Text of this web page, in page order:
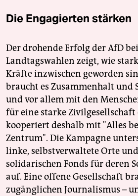
Die Engagierten stärken
Der drohende Erfolg der AfD
Landtagswahlen zeigt, wie
Kräfte inzwischen geworden
braucht es Zusammenhalt und
und vor allem mit den
für eine starke Zivilgesellschaft
kooperiert deshalb mit "Alles
Zentrum". Die Kampagne
linke, selbstverwaltete Orte
solidarischen Fonds für deren
auf. Eine offene Gesellschaft
zugänglichen Journalismus –